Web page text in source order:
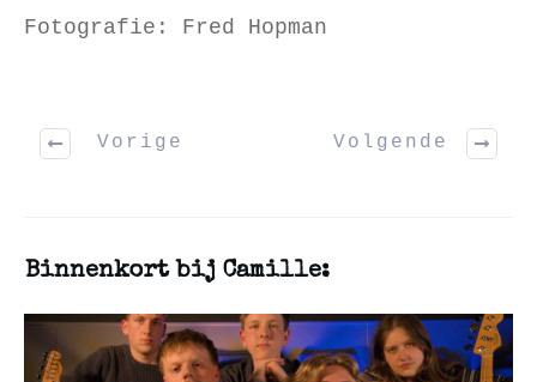
Fotografie: Fred Hopman
Vorige Volgende
Binnenkort bij Camille: